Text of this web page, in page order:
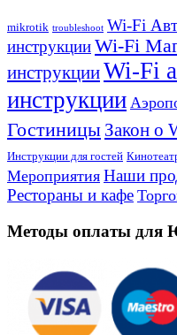
mikrotik troubleshoot Wi-Fi
инструкцииWi-Fi
инструкцииWi-Fi
инструкции
Гостиницы Закон о
Инструкции для гостей
Мероприятия Наши
Рестораны и кафе
Методы оплаты